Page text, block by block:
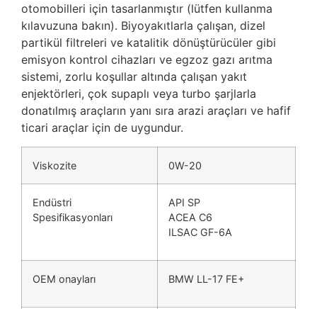
otomobilleri için tasarlanmıştır (lütfen kullanma
kılavuzuna bakın). Biyoyakıtlarla çalışan, dizel
partikül filtreleri ve katalitik dönüştürücüler gibi
emisyon kontrol cihazları ve egzoz gazı arıtma
sistemi, zorlu koşullar altında çalışan yakıt
enjektörleri, çok supaplı veya turbo şarjlarla
donatılmış araçların yanı sıra arazi araçları ve hafif
ticari araçlar için de uygundur.
Viskozite 0W-20
Endüstri
Spesifikasyonları
API SP
ACEA C6
ILSAC GF-6A
OEM onayları BMW LL-17 FE+